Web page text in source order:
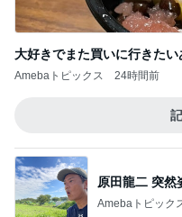
大好きでまた買いに行きたい
Amebaトピックス 24時間前
原田龍二 突然
Amebaトピック